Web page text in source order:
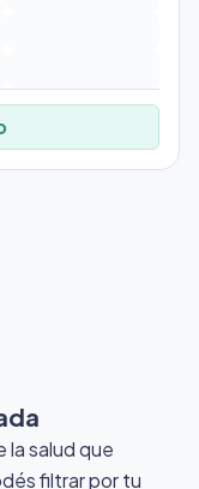
la salud que
filtrar por tu